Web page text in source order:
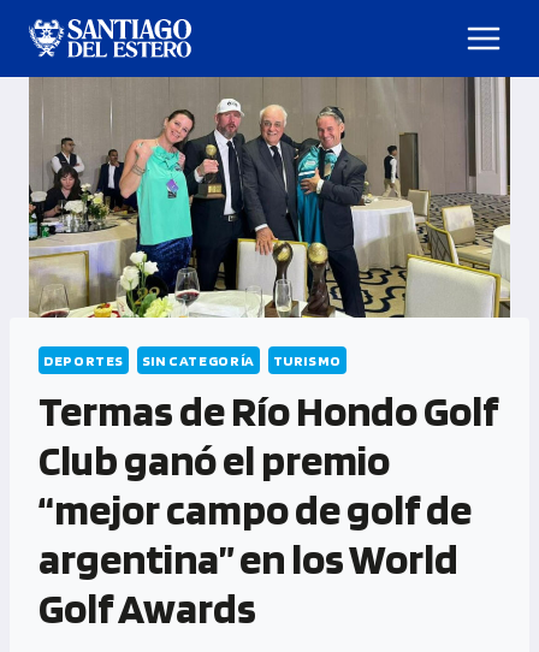
DEPORTES SIN CATEGORÍA TURISMO
Termas de Río Hondo Golf
Club ganó el premio
“mejor campo de golf de
argentina” en los World
Golf Awards